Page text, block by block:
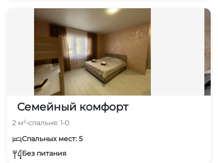
Семейный комфорт
2 м²•спальня: 1•0
Спальных мест: 5
Без питания